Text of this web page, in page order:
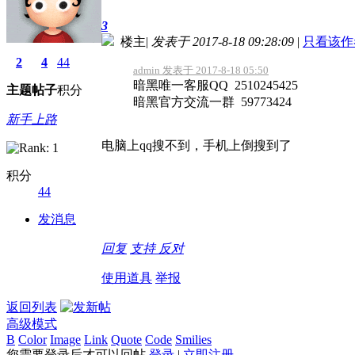
2
主题
4
帖子
44
积分
新手上路
积分
44
发消息
3
楼主| 发表于 2017-8-18 09:28:09 | 只看该
admin 发表于 2017-8-18 05:50
暗黑唯一客服QQ 2510245425
暗黑官方交流一群 59773424
电脑上qq搜不到，手机上倒搜到了
回复 支持 反对
使用道具 举报
返回列表
高级模式
B Color Image Link Quote Code Smilies